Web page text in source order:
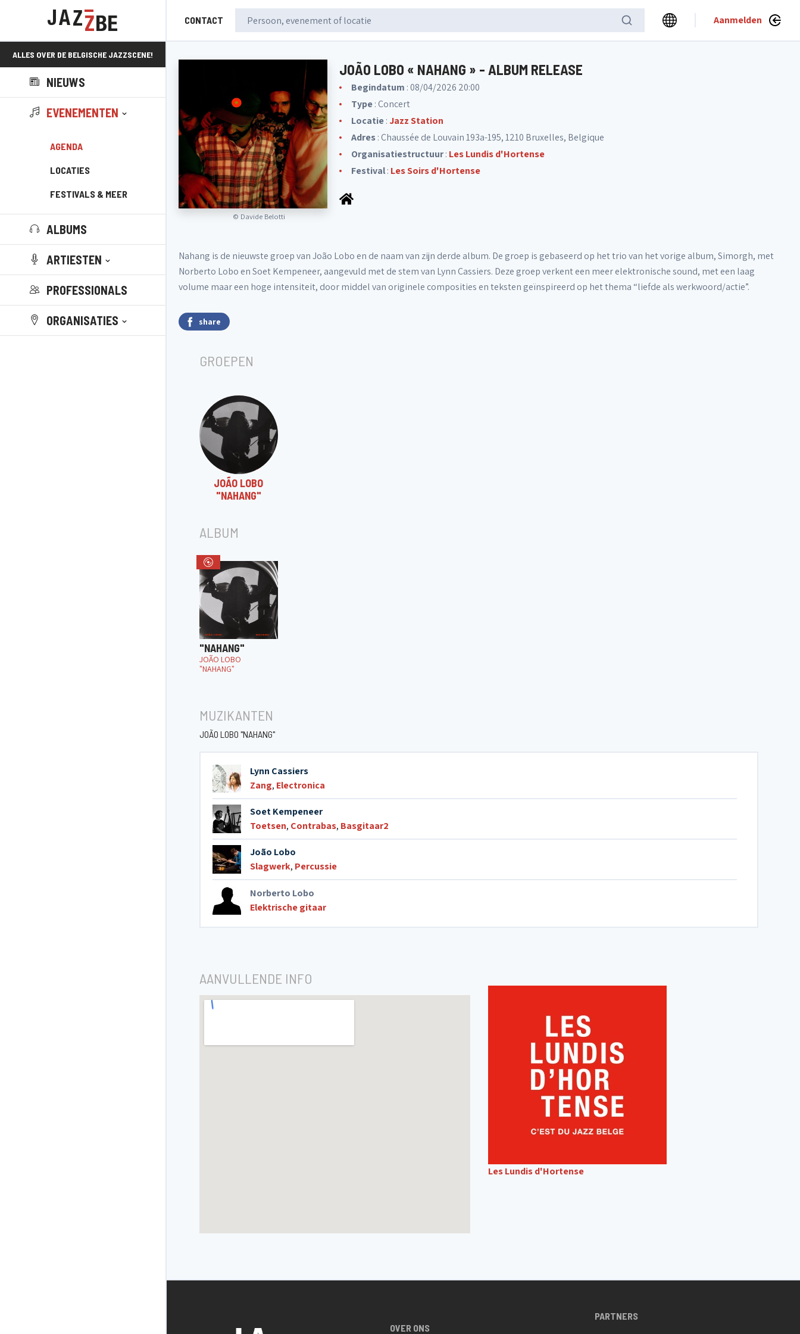
CONTACT Aanmelden
ALLES OVER DE BELGISCHE JAZZSCENE!
NIEUWS
EVENEMENTEN
AGENDA
LOCATIES
FESTIVALS & MEER
ALBUMS
ARTIESTEN
PROFESSIONALS
ORGANISATIES
© Davide Belotti
JOÃO LOBO « NAHANG » - ALBUM RELEASE
Begindatum : 08/04/2026 20:00
Type: Concert
Locatie:Jazz Station
Adres: Chaussée de Louvain 193a-195, 1210 Bruxelles, Belgique
Organisatiestructuur: Les Lundis d'Hortense
Festival: Les Soirs d'Hortense
Nahang is de nieuwste groep van João Lobo en de naam van zijn derde album. De groep is gebaseerd op het trio van het vorige album, Simorgh, met
Norberto Lobo en Soet Kempeneer, aangevuld met de stem van Lynn Cassiers. Deze groep verkent een meer elektronische sound, met een laag
volume maar een hoge intensiteit, door middel van originele composities en teksten geïnspireerd op het thema “liefde als werkwoord/actie”.
share
GROEPEN
JOÃO LOBO
"NAHANG"
ALBUM
"NAHANG"
JOÃO LOBO
"NAHANG"
MUZIKANTEN
JOÃO LOBO "NAHANG"
Lynn Cassiers
Zang, Electronica
Soet Kempeneer
Toetsen, Contrabas, Basgitaar2
João Lobo
Slagwerk, Percussie
Norberto Lobo
Elektrische gitaar
AANVULLENDE INFO
Les Lundis d'Hortense
OVER ONS
PARTNERS